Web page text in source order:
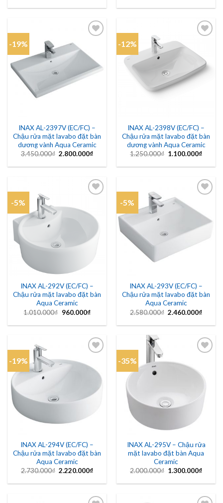
là:
tại
1.110.000₫.
là:
tại
-19%
Add to
wishlist
INAX AL-2397V (EC/FC) –
Chậu rửa mặt lavabo đặt bàn
dương vành Aqua Ceramic
3.450.000₫ Giá
là:
2.800.000₫Giá
tại
2.800.000₫.
-12%
Add to
wishlist
INAX AL-2398V (EC/FC) –
Chậu rửa mặt lavabo đặt bàn
dương vành Aqua Ceramic
1.250.000₫ Giá
là:
1.100.000₫Giá
tại
-5%
Add to
INAX AL-292V (EC/FC) –
Chậu rửa mặt lavabo đặt bàn
Aqua Ceramic
1.010.000₫ Giá
là:
960.000₫Giá
tại
960.000₫.
-5%
Add to
wishlist
INAX AL-293V (EC/FC) –
Chậu rửa mặt lavabo đặt bàn
Aqua Ceramic
2.580.000₫ Giá
là:
2.460.000₫Giá
tại
-19%
Add to
wishlist
INAX AL-294V (EC/FC) –
Chậu rửa mặt lavabo đặt bàn
Aqua Ceramic
2.730.000₫ Giá
là:
2.220.000₫Giá
tại
2.220.000₫.
-35%
Add to
INAX AL-295V – Chậu rửa
mặt lavabo đặt bàn Aqua
Ceramic
2.000.000₫ Giá
là:
1.300.000₫Giá
tại